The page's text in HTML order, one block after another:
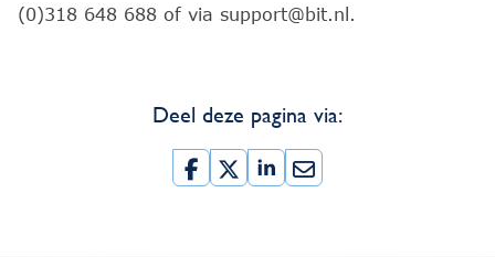
(0)318 648 688 of via support@bit.nl.
Deel deze pagina via: